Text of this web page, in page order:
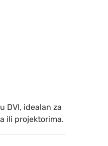
DVI, idealan za
ili projektorima.